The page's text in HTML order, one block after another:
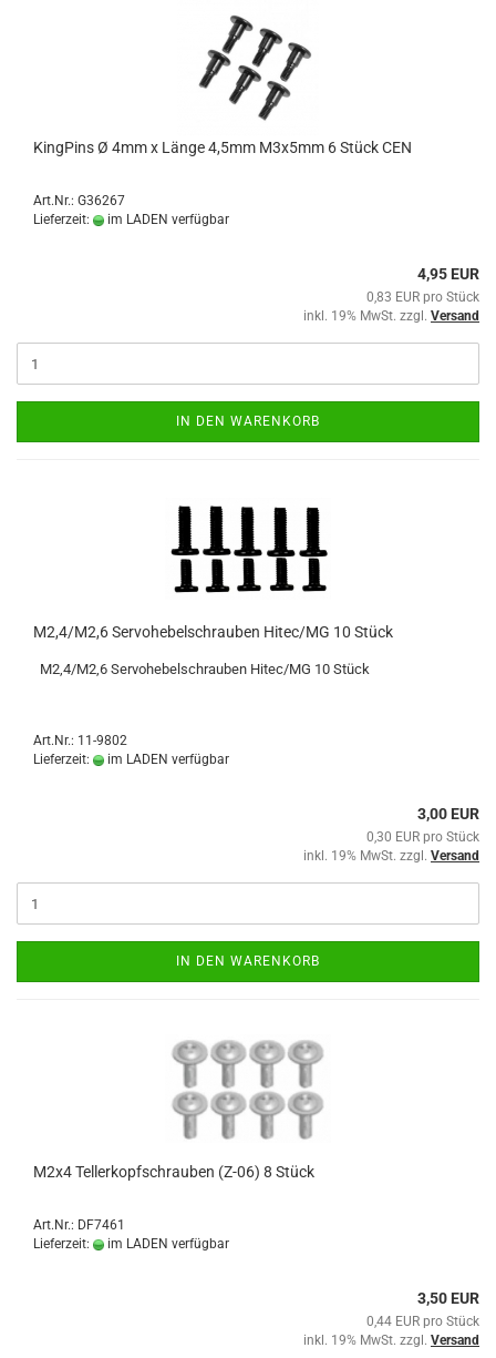
KingPins Ø 4mm x Länge 4,5mm M3x5mm 6 Stück CEN
Art.Nr.: G36267
Lieferzeit:
im LADEN verfügbar
4,95 EUR
0,83 EUR pro Stück
inkl. 19% MwSt. zzgl. Versand
IN DEN WARENKORB
M2,4/M2,6 Servohebelschrauben Hitec/MG 10 Stück
M2,4/M2,6 Servohebelschrauben Hitec/MG 10 Stück
Art.Nr.: 11-9802
Lieferzeit:
im LADEN verfügbar
3,00 EUR
0,30 EUR pro Stück
inkl. 19% MwSt. zzgl. Versand
IN DEN WARENKORB
M2x4 Tellerkopfschrauben (Z-06) 8 Stück
Art.Nr.: DF7461
Lieferzeit:
im LADEN verfügbar
3,50 EUR
0,44 EUR pro Stück
inkl. 19% MwSt. zzgl. Versand